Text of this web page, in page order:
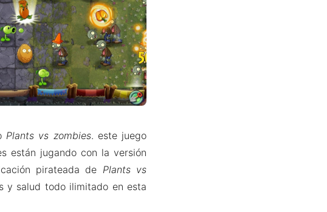
Plants vs zombies. este juego
están jugando con la versión
pirateada de Plants vs
y salud todo ilimitado en esta